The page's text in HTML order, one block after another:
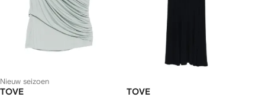
Nieuw seizoen
TOVE TOVE